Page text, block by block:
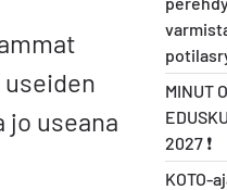
useana
MINUT
2027 ❗️
KOTO-